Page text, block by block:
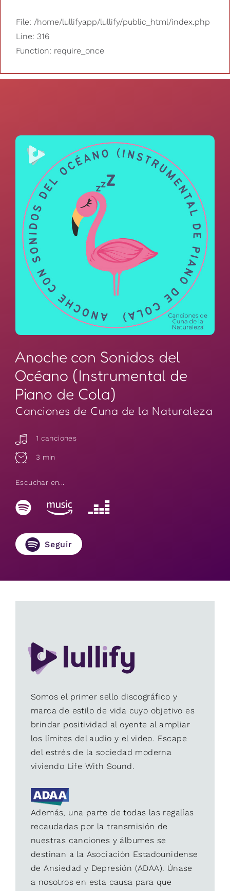
File: /home/lullifyapp/lullify/public_html/index.php
Line: 316
Function: require_once
Anoche con Sonidos del
Océano (Instrumental de
Piano de Cola)
Canciones de Cuna de la Naturaleza
1 canciones
3 min
Escuchar en...
Seguir
Somos el primer sello discográfico y
marca de estilo de vida cuyo objetivo es
brindar positividad al oyente al ampliar
los límites del audio y el video. Escape
del estrés de la sociedad moderna
viviendo Life With Sound.
Además, una parte de todas las regalías
recaudadas por la transmisión de
nuestras canciones y álbumes se
destinan a la Asociación Estadounidense
de Ansiedad y Depresión (ADAA). Únase
a nosotros en esta causa para que